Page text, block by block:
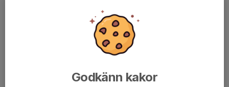
Godkänn kakor